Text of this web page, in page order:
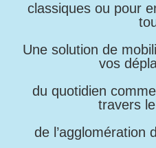
classiques ou pour
Une solution de
vos
du quotidien
travers
de l’agglomération